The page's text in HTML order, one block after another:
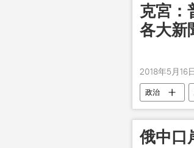
克宮：
各大新
2018年5月16
政治
俄中口